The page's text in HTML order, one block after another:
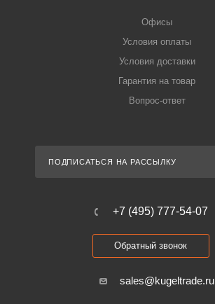
Офисы
Условия оплаты
Условия доставки
Гарантия на товар
Вопрос-ответ
ПОДПИСАТЬСЯ НА РАССЫЛКУ
+7 (495) 777-54-07
Обратный звонок
sales@kugeltrade.ru